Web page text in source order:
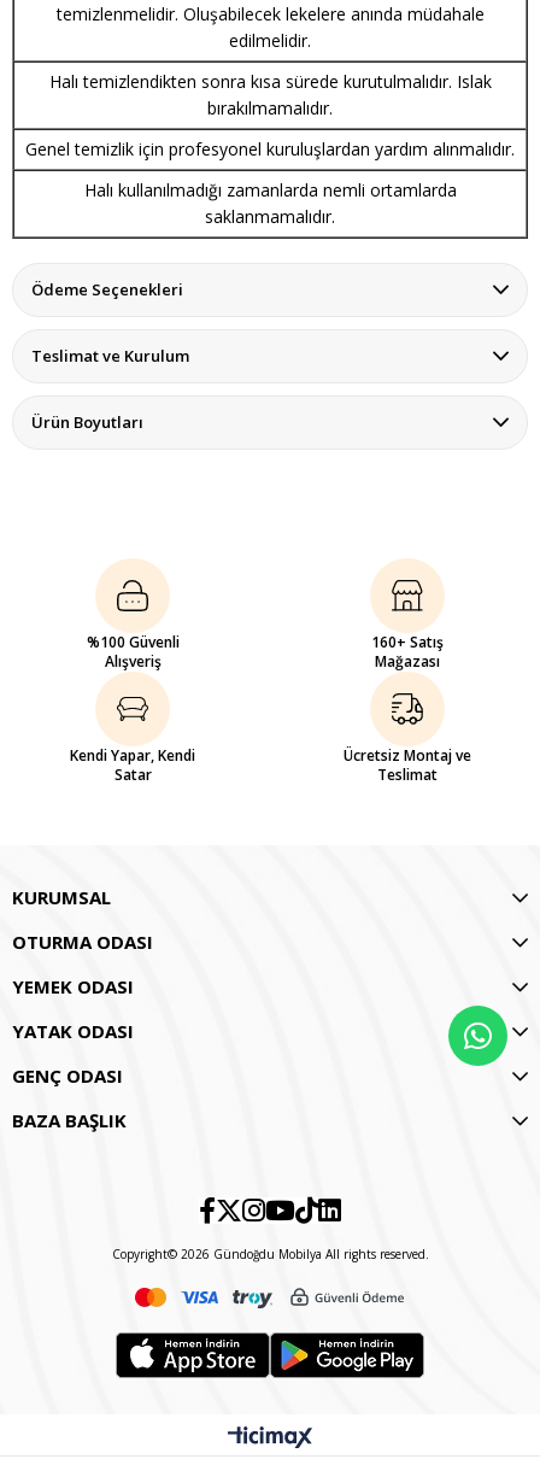
temizlenmelidir. Oluşabilecek lekelere anında müdahale
edilmelidir.
Halı temizlendikten sonra kısa sürede kurutulmalıdır. Islak
bırakılmamalıdır.
Genel temizlik için profesyonel kuruluşlardan yardım alınmalıdır.
Halı kullanılmadığı zamanlarda nemli ortamlarda
saklanmamalıdır.
Ödeme Seçenekleri
Teslimat ve Kurulum
Ürün Boyutları
%100 Güvenli
Alışveriş
160+ Satış
Mağazası
Kendi Yapar, Kendi
Satar
Ücretsiz Montaj ve
Teslimat
KURUMSAL
OTURMA ODASI
YEMEK ODASI
YATAK ODASI
GENÇ ODASI
BAZA BAŞLIK
Copyright© 2026 Gündoğdu Mobilya All rights reserved.